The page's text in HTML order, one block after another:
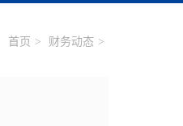
首页 > 财务动态 >